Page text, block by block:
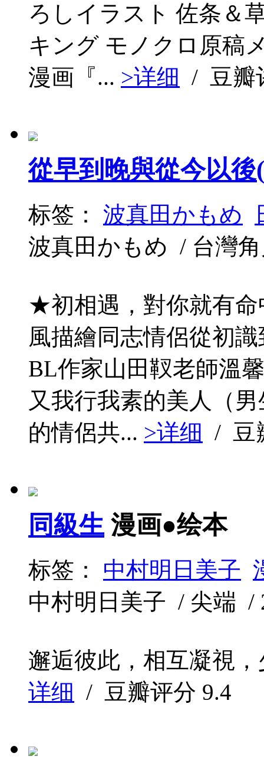
ろしイラスト 佐条＆
キング モノクロ原稿
漫画『... >详细 / 豆瓣
從早到晚與從今以後
标签： 波真田かもめ
波真田かもめ / 台灣
★初相遇，對你就有
風描繪同志情侶從初
BL作家山田靫老師溫
又我行我素的美人（
的情侶共... >详细 / 豆
同級生 漫画●绘本
标签： 中村明日美子
中村明日美子 / 尖端 /
邂逅彼此，相互凝視
详细 / 豆瓣评分 9.4